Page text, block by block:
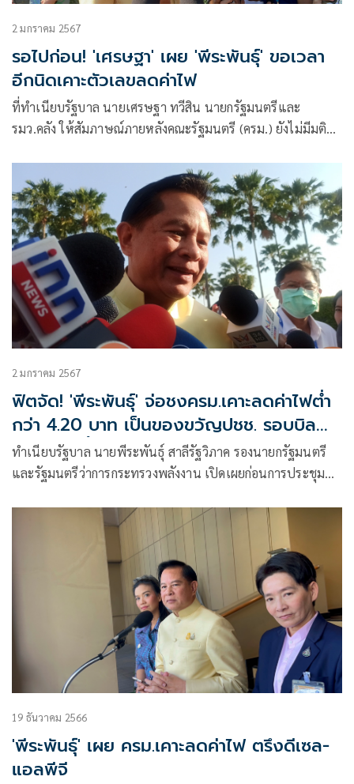
2 มกราคม 2567
รอไปก่อน! 'เศรษฐา' เผย 'พีระพันธุ์' ขอเวลา
อีกนิดเคาะตัวเลขลดค่าไฟ
ที่ทำเนียบรัฐบาล นายเศรษฐา ทวีสิน นายกรัฐมนตรีและ
รมว.คลัง ให้สัมภาษณ์ภายหลังคณะรัฐมนตรี (ครม.) ยังไม่มีมติ
2 มกราคม 2567
ฟิตจัด! 'พีระพันธุ์' จ่อชงครม.เคาะลดค่าไฟต่ำ
กว่า 4.20 บาท เป็นของขวัญปชช. รอบบิล
ม.ค.-เม.ย.นี้
ทำเนียบ​รัฐบาล​ นายพีระพันธุ์ สาลีรัฐวิภาค รองนายกรัฐมนตรี
และรัฐมนตรีว่าการกระทรวงพลังงาน เปิดเผยก่อนการประชุม
19 ธันวาคม 2566
'พีระพันธุ์' เผย ครม.เคาะลดค่าไฟ ตรึงดีเซล-
แอลพีจี